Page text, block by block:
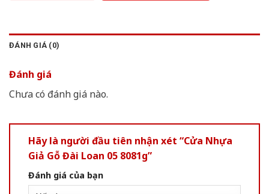
ĐÁNH GIÁ (0)
Đánh giá
Chưa có đánh giá nào.
Hãy là người đầu tiên nhận xét “Cửa Nhựa
Giả Gỗ Đài Loan 05 8081g”
Đánh giá của bạn